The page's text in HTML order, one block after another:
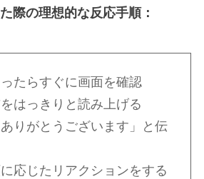
際の理想的な反応手順：
たらすぐに画面を確認
はっきりと読み上げる
りがとうございます」と伝
応じたリアクションをする